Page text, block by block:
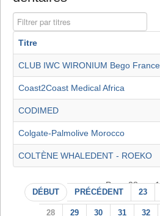
Filtrer par titres
Titre
CLUB IWC WIRONIUM Bego France
Coast2Coast Medical Africa
CODIMED
Colgate-Palmolive Morocco
COLTÈNE WHALEDENT - ROEKO
Page 28 sur
DÉBUT PRÉCÉDENT 23
28 29 30 31 32